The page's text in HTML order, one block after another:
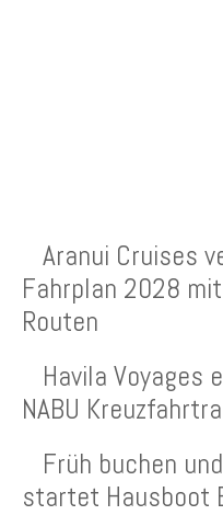
Aranui Cruises
Fahrplan 2028
Routen
Havila Voyages
NABU
Früh buchen
startet Hausboot